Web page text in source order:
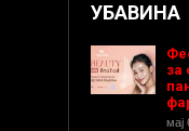
УБАВИНА
за
мај